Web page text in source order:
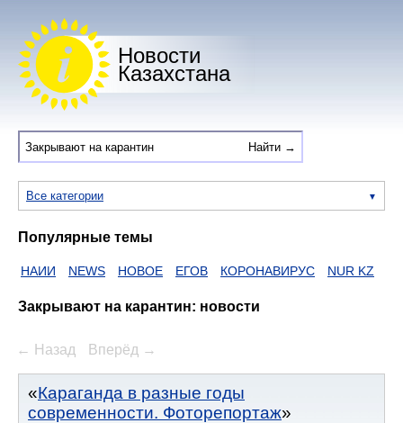
Новости
Казахстана
Все категории
Популярные темы
НАИИ NEWS НОВОЕ ЕГОВ КОРОНАВИРУС NUR KZ
Закрывают на карантин: новости
← Назад Вперёд →
Караганда в разные годы
современности. Фоторепортаж